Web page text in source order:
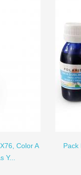
Color A
Y...
Pack